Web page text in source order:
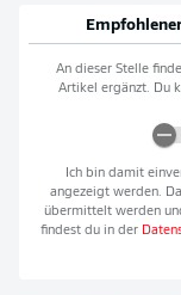
An dieser Stelle
Artikel ergänzt. Du
Ich bin damit
angezeigt werden.
übermittelt werden
findest du in der